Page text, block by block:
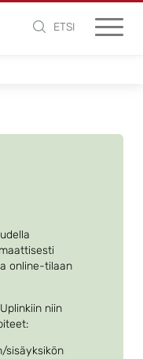
ETSI
online-tilaan
niin
sisäyksikön